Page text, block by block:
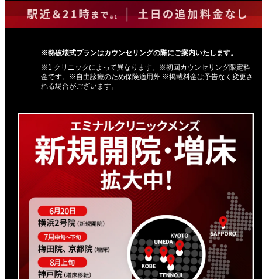
※熱破壊式プランはカウンセリングの際にご案内いたします。
※1 クリニックによって異なります。※初回カウンセリング限定料
金です。※自由診療のため保険適用外 ※掲載料金は予告なく変更さ
れる場合がございます。